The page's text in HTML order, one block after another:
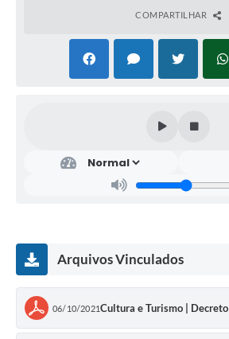
COMPARTILHAR
Arquivos Vinculados
06/10/2021Cultura e Turismo |